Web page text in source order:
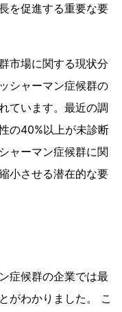
を促進する重要な要
市場に関する現状分
シャーマン症候群の
ています。最近の調
の40%以上が未診断
ャーマン症候群に関
小させる潜在的な要
症候群の企業では最
がわかりました。 こ